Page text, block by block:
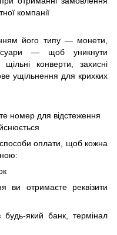
компанії
його типу — монети,
— щоб уникнути
конверти, захисні
ущільнення для крихких
номер для відстеження
оплати, щоб кожна
ви отримаєте реквізити
будь-який банк, термінал